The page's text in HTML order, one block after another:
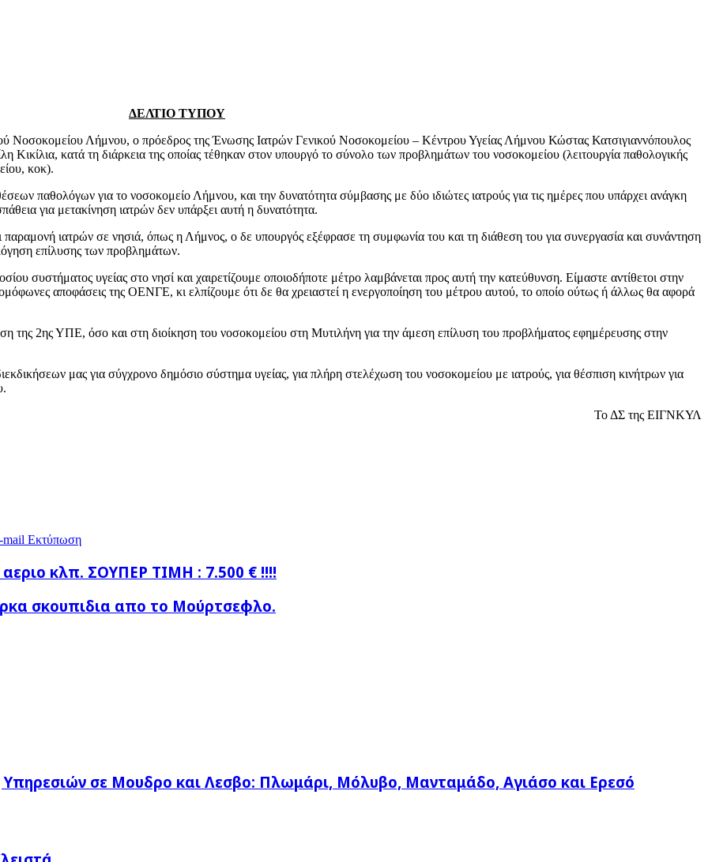
ΔΕΛΤΙΟ ΤΥΠΟΥ
Νοσοκομείου Λήμνου, ο πρόεδρος της Ένωσης Ιατρών Γενικού Νοσοκομείου – Κέντρου Υγείας Λήμνου Κώστας Κατσιγιαννόπουλος
Κικίλια, κατά τη διάρκεια της οποίας τέθηκαν στον υπουργό το σύνολο των προβλημάτων του νοσοκομείου (λειτουργία παθολογικής
κοκ).
παθολόγων για το νοσοκομείο Λήμνου, και την δυνατότητα σύμβασης με δύο ιδιώτες ιατρούς για τις ημέρες που υπάρχει ανάγκη
για μετακίνηση ιατρών δεν υπάρξει αυτή η δυνατότητα.
ιατρών σε νησιά, όπως η Λήμνος, ο δε υπουργός εξέφρασε τη συμφωνία του και τη διάθεση του για συνεργασία και συνάντηση
επίλυσης των προβλημάτων.
συστήματος υγείας στο νησί και χαιρετίζουμε οποιοδήποτε μέτρο λαμβάνεται προς αυτή την κατεύθυνση. Είμαστε αντίθετοι στην
αποφάσεις της ΟΕΝΓΕ, κι ελπίζουμε ότι δε θα χρειαστεί η ενεργοποίηση του μέτρου αυτού, το οποίο ούτως ή άλλως θα αφορά
της 2ης ΥΠΕ, όσο και στη διοίκηση του νοσοκομείου στη Μυτιλήνη για την άμεση επίλυση του προβλήματος εφημέρευσης στην
μας για σύγχρονο δημόσιο σύστημα υγείας, για πλήρη στελέχωση του νοσοκομείου με ιατρούς, για θέσπιση κινήτρων για
Το ΔΣ της ΕΙΓΝΚΥΛ
mail Εκτύπωση
κλπ. ΣΟΥΠΕΡ ΤΙΜΗ : 7.500 € !!!!
σκουπιδια απο το Μούρτσεφλο.
Υπηρεσιών σε Μουδρο και Λεσβο: Πλωμάρι, Μόλυβο, Μανταμάδο, Αγιάσο και Ερεσό